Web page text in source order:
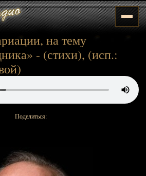
на тему
- (стихи), (исп.:
Поделиться: